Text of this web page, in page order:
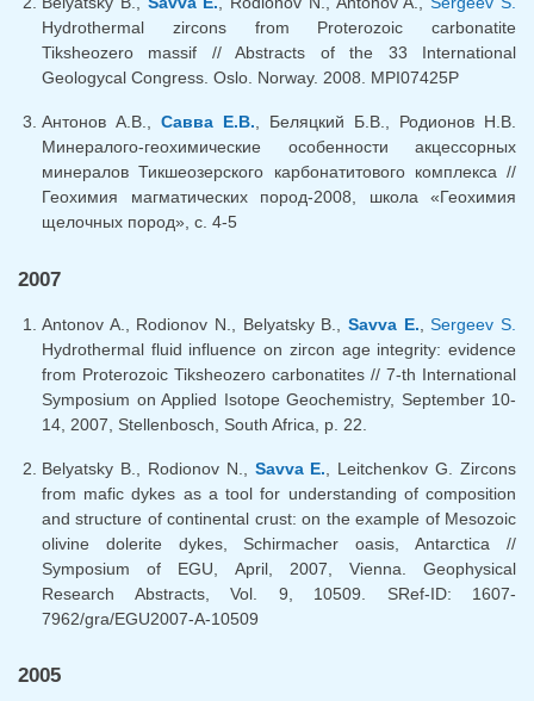
Hydrothermal zircons from Proterozoic carbonatite
Tiksheozero massif // Abstracts of the 33 International
Geologycal Congress. Oslo. Norway. 2008. MPI07425P
Антонов А.В., Савва Е.В. , Беляцкий Б.В., Родионов Н.В.
Минералого-геохимические особенности акцессорных
минералов Тикшеозерского карбонатитового комплекса //
Геохимия магматических пород-2008, школа «Геохимия
щелочных пород», с. 4-5
2007
Antonov A., Rodionov N., Belyatsky B., Savva E. ,Sergeev S.
Hydrothermal fluid influence on zircon age integrity: evidence
from Proterozoic Tiksheozero carbonatites // 7-th International
Symposium on Applied Isotope Geochemistry, September 10-
14, 2007, Stellenbosch, South Africa, p. 22.
Belyatsky B., Rodionov N., Savva E. , Leitchenkov G. Zircons
from mafic dykes as a tool for understanding of composition
and structure of continental crust: on the example of Mesozoic
olivine dolerite dykes, Schirmacher oasis, Antarctica //
Symposium of EGU, April, 2007, Vienna. Geophysical
Research Abstracts, Vol. 9, 10509. SRef-ID: 1607-
7962/gra/EGU2007-A-10509
2005